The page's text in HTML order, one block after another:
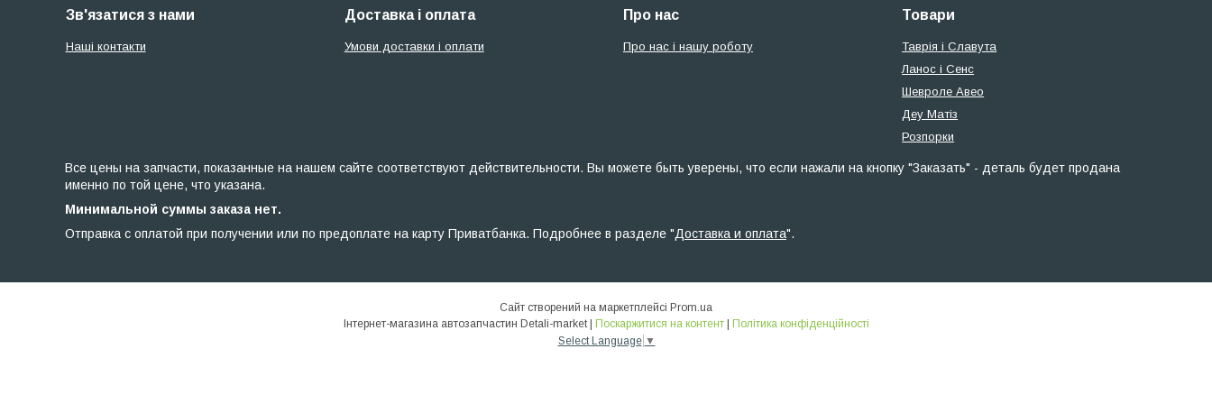
Зв'язатися з нами
Наші контакти
Доставка і оплата
Умови доставки і оплати
Про нас
Про нас і нашу роботу
Товари
Таврія і Славута
Ланос і Сенс
Шевроле Авео
Деу Матіз
Розпорки
Все цены на запчасти, показанные на нашем сайте соответствуют действительности. Вы можете быть уверены, что если нажали на кнопку "Заказать" - деталь будет продана
именно по той цене, что указана.
Минимальной суммы заказа нет.
Отправка с оплатой при получении или по предоплате на карту Приватбанка. Подробнее в разделе "Доставка и оплата".
Сайт створений на маркетплейсі Prom.ua
Інтернет-магазина автозапчастин Detali-market | Поскаржитися на контент | Політика конфіденційності
Select Language ▼